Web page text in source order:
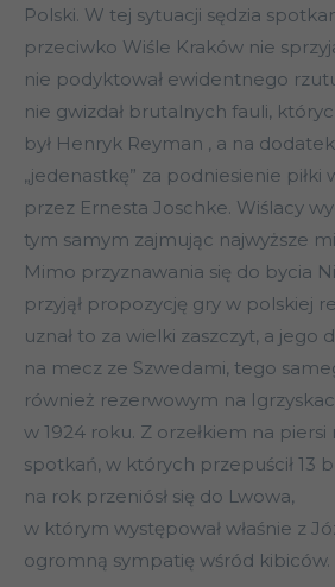
Polski. W tej sytuacji sędzia
przeciwko Wiśle Kraków nie
nie podyktował ewidentnego
nie gwizdał brutalnych fauli,
był Henryk Reyman , a na
„jedenastkę” za podniesienie
przez Ernesta Joschke. Wiślacy
tym samym zajmując najwyższe
Mimo przyznawania się do bycia
przyjął propozycję gry w polskiej
uznał to za wielki zaszczyt, a jego
na mecz ze Szwedami, tego
również rezerwowym na
w 1924 roku. Z orzełkiem na piersi
spotkań, w których przepuścił 13
na rok przeniósł się do Lwowa,
w którym występował właśnie z
ogromną sympatię wśród kibiców.